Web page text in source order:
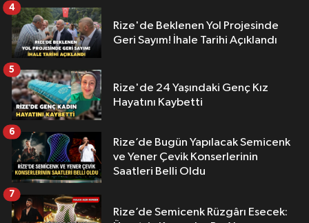
Rize'de Beklenen Yol Projesinde
Geri Sayım! İhale Tarihi Açıklandı
4
Rize'de 24 Yaşındaki Genç Kız
Hayatını Kaybetti
5
Rize’de Bugün Yapılacak Semicenk
ve Yener Çevik Konserlerinin
Saatleri Belli Oldu
6
Rize’de Semicenk Rüzgârı Esecek:
7